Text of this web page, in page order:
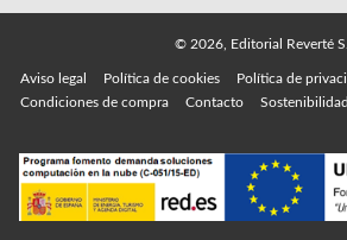
© 2026, Editorial Reverté
Aviso legal Política de cookies
Política de
Condiciones de compra
Contacto